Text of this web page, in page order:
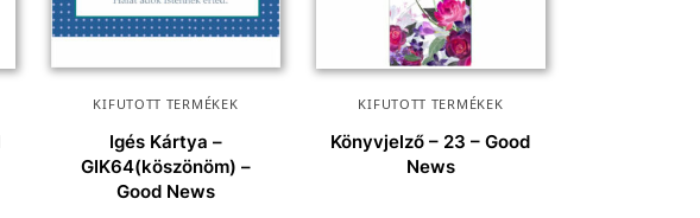
KIFUTOTT TERMÉKEK
Igés Kártya –
GIK64(köszönöm) –
Good News
KIFUTOTT TERMÉKEK
Könyvjelző – 23 – Good
News